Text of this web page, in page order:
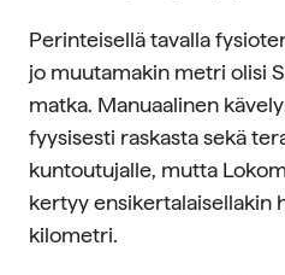
Perinteisellä tavalla
jo muutamakin metri olisi
matka. Manuaalinen
fyysisesti raskasta sekä
kuntoutujalle, mutta
kertyy ensikertalaisellakin
kilometri.